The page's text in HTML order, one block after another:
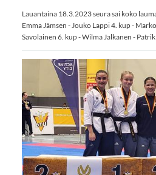
Lauantaina 18.3.2023 seura sai koko
Emma Jämsen - Jouko Lappi 4. kup -
Savolainen 6. kup - Wilma Jalkanen -